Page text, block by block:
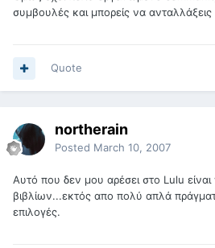
συμβουλές και μπορείς να ανταλλάξεις
Quote
northerain
Posted March 10, 2007
Αυτό που δεν μου αρέσει στο Lulu
βιβλίων...εκτός απο πολύ απλά
επιλογές.